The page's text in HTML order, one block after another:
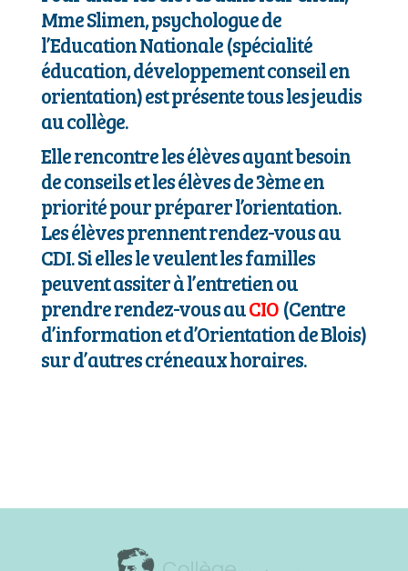
Mme Slimen, psychologue de
l’Education Nationale (spécialité
éducation, développement conseil en
orientation) est présente tous les jeudis
au collège.
Elle rencontre les élèves ayant besoin
de conseils et les élèves de 3ème en
priorité pour préparer l’orientation.
Les élèves prennent rendez-vous au
CDI. Si elles le veulent les familles
peuvent assiter à l’entretien ou
prendre rendez-vous auCIO(Centre
d’information et d’Orientation de Blois)
sur d’autres créneaux horaires.